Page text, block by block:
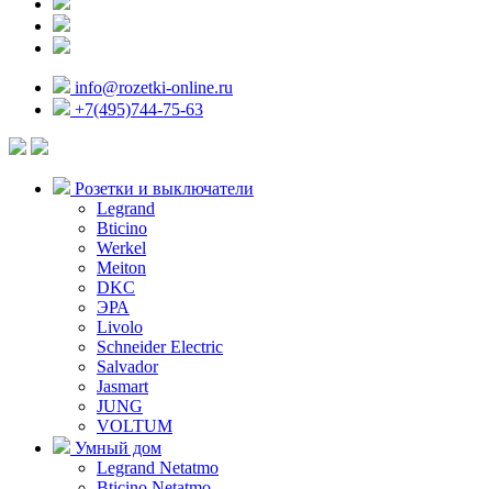
info@rozetki-online.ru
+7(495)744-75-63
Розетки и выключатели
Legrand
Bticino
Werkel
Meiton
DKC
ЭРА
Livolo
Schneider Electric
Salvador
Jasmart
JUNG
VOLTUM
Умный дом
Legrand Netatmo